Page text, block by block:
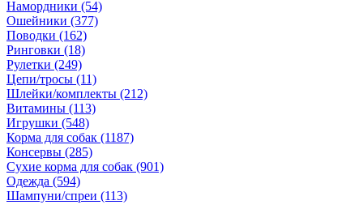
Намордники (54)
Ошейники (377)
Поводки (162)
Ринговки (18)
Рулетки (249)
Цепи/тросы (11)
Шлейки/комплекты (212)
Витамины (113)
Игрушки (548)
Корма для собак (1187)
Консервы (285)
Сухие корма для собак (901)
Одежда (594)
Шампуни/спреи (113)